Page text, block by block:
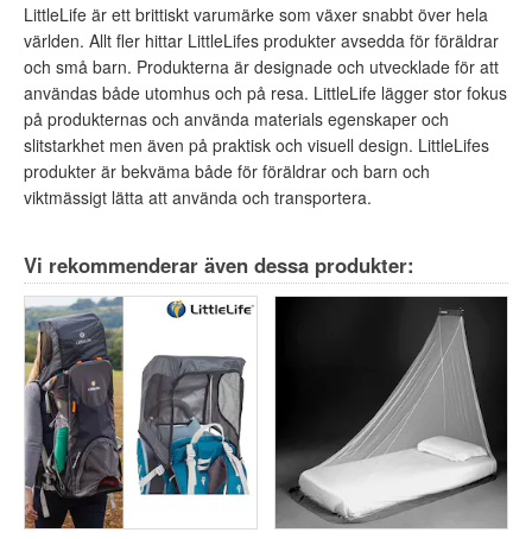
LittleLife är ett brittiskt varumärke som växer snabbt över hela
världen. Allt fler hittar LittleLifes produkter avsedda för föräldrar
och små barn. Produkterna är designade och utvecklade för att
användas både utomhus och på resa. LittleLife lägger stor fokus
på produkternas och använda materials egenskaper och
slitstarkhet men även på praktisk och visuell design. LittleLifes
produkter är bekväma både för föräldrar och barn och
viktmässigt lätta att använda och transportera.
Vi rekommenderar även dessa produkter: